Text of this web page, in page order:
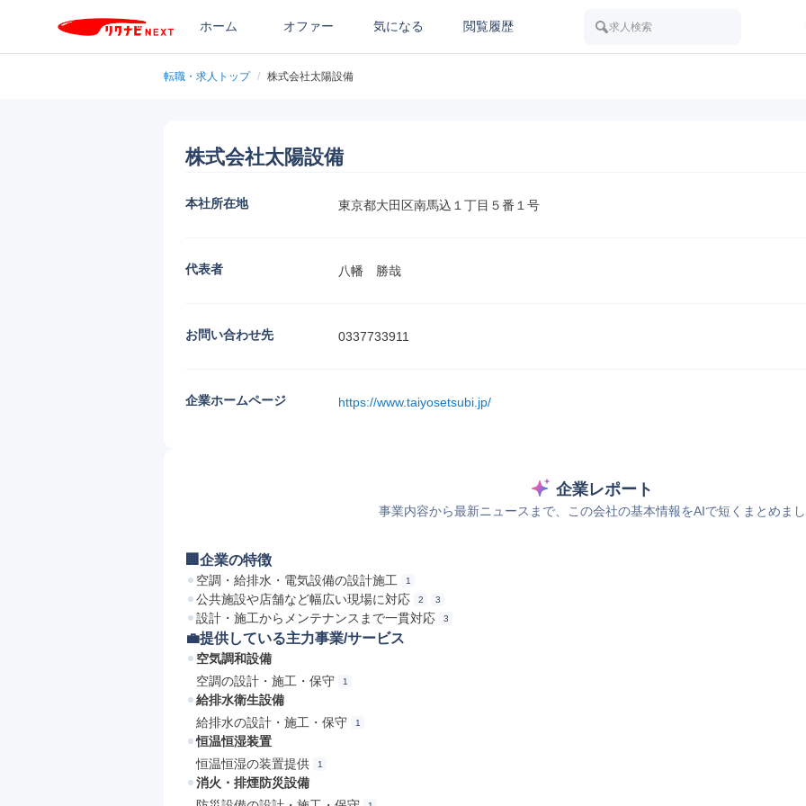
ホーム オファー 気になる 閲覧履歴 求人検索
転職・求人トップ / 株式会社太陽設備
株式会社太陽設備
本社所在地 東京都大田区南馬込１丁目５番１号
代表者 八幡　勝哉
お問い合わせ先 0337733911
企業ホームページ https://www.taiyosetsubi.jp/
企業レポート
事業内容から最新ニュースまで、この会社の基本情報をAIで短くまとめま
🏢企業の特徴
空調・給排水・電気設備の設計施工 1
公共施設や店舗など幅広い現場に対応 2 3
設計・施工からメンテナンスまで一貫対応 3
💼提供している主力事業/サービス
空気調和設備
空調の設計・施工・保守
1
給排水衛生設備
給排水の設計・施工・保守
1
恒温恒湿装置
恒温恒湿の装置提供
1
消火・排煙防災設備